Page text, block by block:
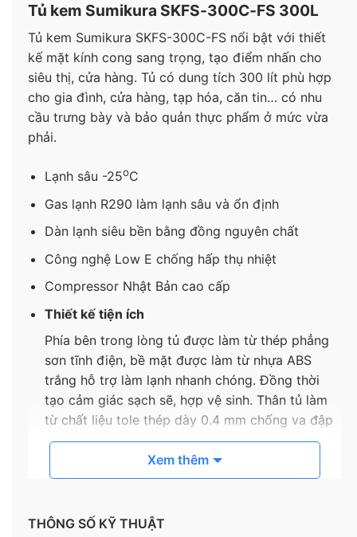
Tủ kem Sumikura SKFS-300C-FS 300L
Tủ kem Sumikura SKFS-300C-FS nổi bật với thiết
kế mặt kính cong sang trọng, tạo điểm nhấn cho
siêu thị, cửa hàng. Tủ có dung tích 300 lít phù hợp
cho gia đình, cửa hàng, tạp hóa, căn tin… có nhu
cầu trưng bày và bảo quản thực phẩm ở mức vừa
phải.
Lạnh sâu -25oC
Gas lạnh R290 làm lạnh sâu và ổn định
Dàn lạnh siêu bền bằng đồng nguyên chất
Công nghệ Low E chống hấp thụ nhiệt
Compressor Nhật Bản cao cấp
Thiết kế tiện ích
Phía bên trong lòng tủ được làm từ thép phẳng
sơn tĩnh điện, bề mặt được làm từ nhựa ABS
trắng hỗ trợ làm lạnh nhanh chóng. Đồng thời
tạo cảm giác sạch sẽ, hợp vệ sinh. Thân tủ làm
từ chất liệu tole thép dày 0.4 mm chống va đập
cao. Cửa tủ mở dạng trượt thuận tiện, phía trong
tủ được bố trí đèn LED giúp quá trình lấy, cất giữ
thực phẩm thuận tiện hơn. Phần dưới chân tủ có
Xem thêm
THÔNG SỐ KỸ THUẬT